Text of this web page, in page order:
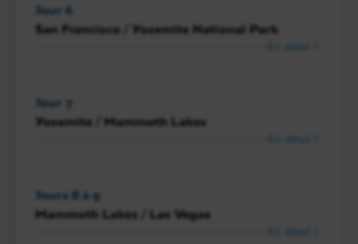
Jour 6
San Francisco / Yosemite National Park
Jour 7
Yosemite / Mammoth Lakes
Jours 8 à 9
Mammoth Lakes / Las Vegas